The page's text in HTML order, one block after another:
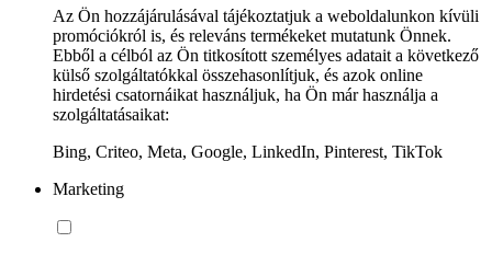
Az Ön hozzájárulásával tájékoztatjuk a weboldalunkon kívüli
promóciókról is, és releváns termékeket mutatunk Önnek.
Ebből a célból az Ön titkosított személyes adatait a következő
külső szolgáltatókkal összehasonlítjuk, és azok online
hirdetési csatornáikat használjuk, ha Ön már használja a
szolgáltatásaikat:
Bing, Criteo, Meta, Google, LinkedIn, Pinterest, TikTok
Marketing